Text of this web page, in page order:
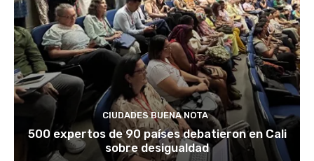
CIUDADES BUENA NOTA
500 expertos de 90 países debatieron en Cali
sobre desigualdad